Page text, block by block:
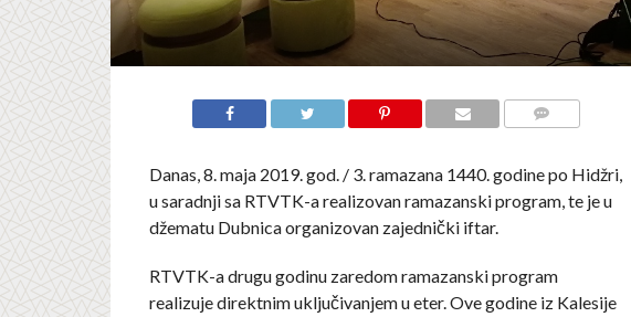
Danas, 8. maja 2019. god. / 3. ramazana 1440. godine po Hidžri,
u saradnji sa RTVTK-a realizovan ramazanski program, te je u
džematu Dubnica organizovan zajednički iftar.
RTVTK-a drugu godinu zaredom ramazanski program
realizuje direktnim uključivanjem u eter. Ove godine iz Kalesije